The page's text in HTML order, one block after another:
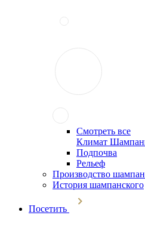
Смотреть все
Климат
Подпочва
Рельеф
Производство
История шампанского
Посетить